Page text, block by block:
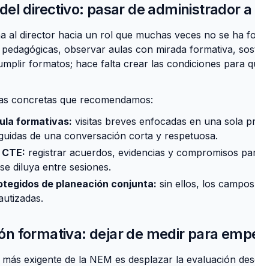
directivo: pasar de administrador
al director hacia un rol que muchas veces no se ha
observar aulas con mirada formativa,
formatos; hace falta crear las condiciones para
concretas que recomendamos:
formativas: visitas breves enfocadas en una sola
de una conversación corta y respetuosa.
registrar acuerdos, evidencias y compromisos
diluya entre sesiones.
de planeación conjunta: sin ellos, los
formativa: dejar de medir para
exigente de la NEM es desplazar la evaluación